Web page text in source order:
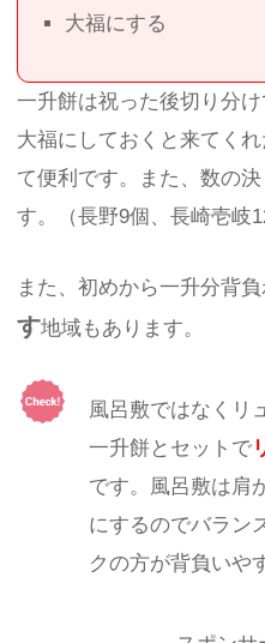
大福にする
一升餅は祝った後切り分
大福にしておくと来てく
て便利です。また、数の
す。（長野9個、長崎壱岐
また、初めから一升分背
す地域もあります。
風呂敷ではなくリ
一升餅とセットで
です。風呂敷は肩
にするのでバラン
クの方が背負いや